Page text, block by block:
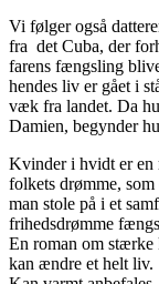
Vi følger også
fra det Cuba, der
farens fængsling
hendes liv er gået i
væk fra landet. Da
Damien, begynder
Kvinder i hvidt er en
folkets drømme,
man stole på i et
frihedsdrømme
En roman om stærke
kan ændre et helt liv.